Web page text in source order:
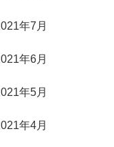
年7月
年6月
年5月
年4月